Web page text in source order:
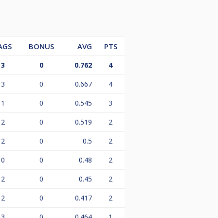
die an mindestens 12
BONUS AVG
PTS
3 0 0.762 4
3 0 0.667 4
1 0 0.545 3
2 0 0.519 2
2 0 0.5 2
0 0 0.48 2
2 0 0.45 2
2 0 0.417 2